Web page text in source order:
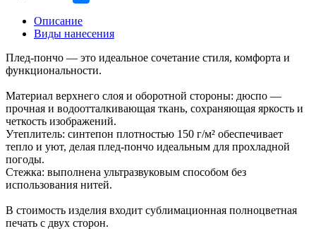
Описание
Виды нанесения
Плед-пончо — это идеальное сочетание стиля, комфорта и
функциональности.
Материал верхнего слоя и оборотной стороны: дюспо —
прочная и водоотталкивающая ткань, сохраняющая яркость и
четкость изображений.
Утеплитель: синтепон плотностью 150 г/м² обеспечивает
тепло и уют, делая плед-пончо идеальным для прохладной
погоды.
Стежка: выполнена ультразвуковым способом без
использования нитей.
В стоимость изделия входит сублимационная полноцветная
печать с двух сторон.